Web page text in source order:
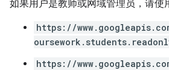
如果用户是教师或网域管理员，请使
https://
https://